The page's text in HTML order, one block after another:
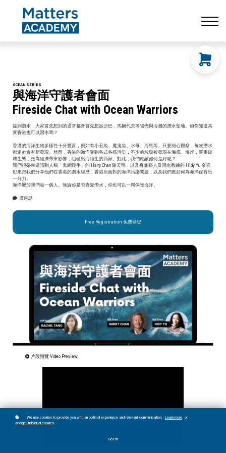
LOG IN
OCEAN SERIES
與海洋守護者會面
Fireside Chat with Ocean Warriors
提到潛水，大家首先想到的通常都會首先想起沙巴，馬爾代夫等陽光與海灘的潛水聖地。但你知道其
實香港也可以潛水嗎？
香港的海洋生物多樣性十分豐富，例如有小丑魚、魔鬼魚、水母、海馬等。只要細心觀察，每次潛水
都定必會有新發現。然而，香港的海洋受到各式各樣污染，不少的垃圾被發現在海底、海岸，嚴重破
壞生態，更為經濟帶來影響，阻礙出海維生的商家。對此，我們應該如何是好呢？
我們很榮幸邀請到人稱「鬼網殺手」的 Harry Chan 陳天明，以及身兼藝人及潛水教練的 Hidy Yu 余曉
彤來跟我們分享他們在香港的潛水經歷，香港所面對的海洋污染問題，以及我們應如何為海洋保育出
一分力。
海洋屬於我們每一個人。無論你是否喜愛潛水，你也可以一同保護海洋。
廣東話
Free Registration 免費登記
片段預覽 Video Preview:
We use cookies to provide you with an optimal experience and relevant communication. Learn more or
accept individual cookies .
Got it!